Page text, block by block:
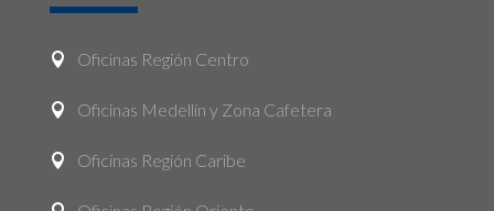
 Oficinas Región Centro
 Oficinas Medellín y Zona Cafetera
 Oficinas Región Caribe